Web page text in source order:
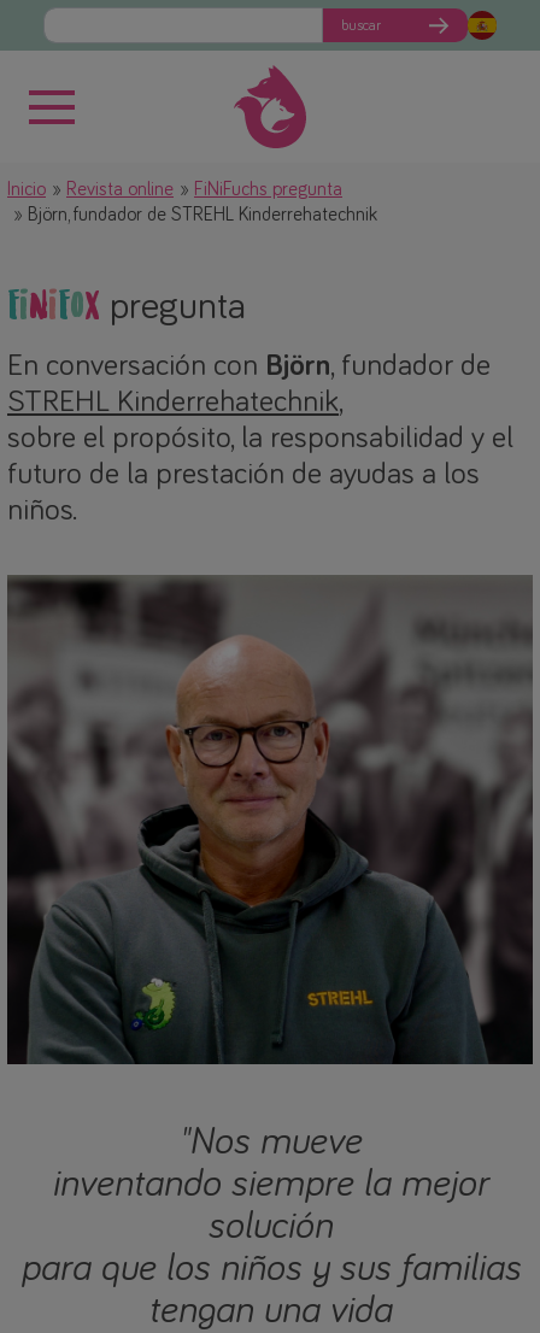
buscar
Inicio Revista online
FiNiFuchs pregunta
Björn, fundador de STREHL Kinderrehatechnik
FiNiFox pregunta
En conversación con Björn, fundador de
STREHL Kinderrehatechnik,
sobre el propósito, la responsabilidad y el
futuro de la prestación de ayudas a los
niños.
"Nos mueve
inventando siempre la mejor
solución
para que los niños y sus familias
tengan una vida